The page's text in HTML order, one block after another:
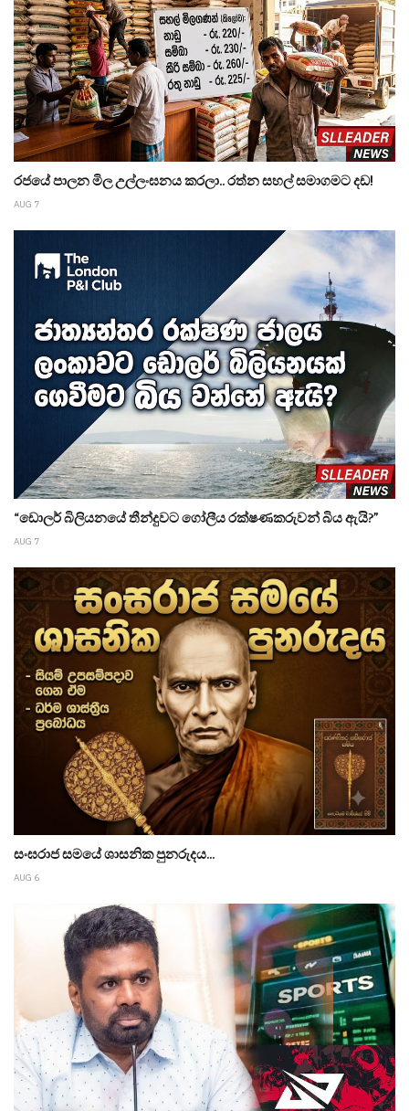
රජයේ පාලන මිල උල්ලංඝනය කරලා.. රත්න සහල් සමාගමට දඩ!
AUG 7
“ඩොලර් බිලියනයේ තීන්දුවට ගෝලීය රක්ෂණකරුවන් බිය ඇයි?”
AUG 7
සංඝරාජ සමයේ ශාසනික පුනරුදය...
AUG 6